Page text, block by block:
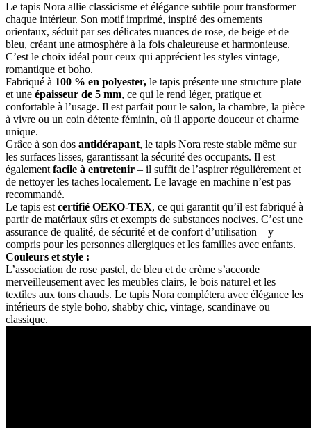
Le tapis Nora allie classicisme et élégance subtile pour transformer
chaque intérieur. Son motif imprimé, inspiré des ornements
orientaux, séduit par ses délicates nuances de rose, de beige et de
bleu, créant une atmosphère à la fois chaleureuse et harmonieuse.
C’est le choix idéal pour ceux qui apprécient les styles vintage,
romantique et boho.
Fabriqué à 100 % en polyester, le tapis présente une structure plate
et une épaisseur de 5 mm, ce qui le rend léger, pratique et
confortable à l’usage. Il est parfait pour le salon, la chambre, la pièce
à vivre ou un coin détente féminin, où il apporte douceur et charme
unique.
Grâce à son dos antidérapant, le tapis Nora reste stable même sur
les surfaces lisses, garantissant la sécurité des occupants. Il est
égalementfacile à entretenir – il suffit de l’aspirer régulièrement et
de nettoyer les taches localement. Le lavage en machine n’est pas
recommandé.
Le tapis estcertifié OEKO-TEX, ce qui garantit qu’il est fabriqué à
partir de matériaux sûrs et exempts de substances nocives. C’est une
assurance de qualité, de sécurité et de confort d’utilisation – y
compris pour les personnes allergiques et les familles avec enfants.
Couleurs et style :
L’association de rose pastel, de bleu et de crème s’accorde
merveilleusement avec les meubles clairs, le bois naturel et les
textiles aux tons chauds. Le tapis Nora complétera avec élégance les
intérieurs de style boho, shabby chic, vintage, scandinave ou
classique.